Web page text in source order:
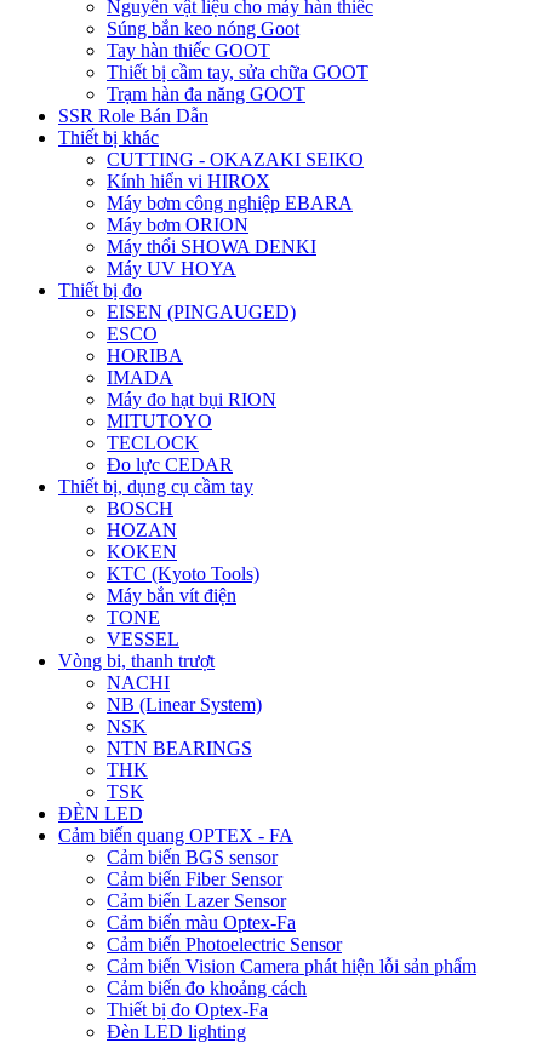
Nguyên vật liệu cho máy hàn thiếc
Súng bắn keo nóng Goot
Tay hàn thiếc GOOT
Thiết bị cầm tay, sửa chữa GOOT
Trạm hàn đa năng GOOT
SSR Role Bán Dẫn
Thiết bị khác
CUTTING - OKAZAKI SEIKO
Kính hiển vi HIROX
Máy bơm công nghiệp EBARA
Máy bơm ORION
Máy thổi SHOWA DENKI
Máy UV HOYA
Thiết bị đo
EISEN (PINGAUGED)
ESCO
HORIBA
IMADA
Máy đo hạt bụi RION
MITUTOYO
TECLOCK
Đo lực CEDAR
Thiết bị, dụng cụ cầm tay
BOSCH
HOZAN
KOKEN
KTC (Kyoto Tools)
Máy bắn vít điện
TONE
VESSEL
Vòng bi, thanh trượt
NACHI
NB (Linear System)
NSK
NTN BEARINGS
THK
TSK
ĐÈN LED
Cảm biến quang OPTEX - FA
Cảm biến BGS sensor
Cảm biến Fiber Sensor
Cảm biến Lazer Sensor
Cảm biến màu Optex-Fa
Cảm biến Photoelectric Sensor
Cảm biến Vision Camera phát hiện lỗi sản phẩm
Cảm biến đo khoảng cách
Thiết bị đo Optex-Fa
Đèn LED lighting